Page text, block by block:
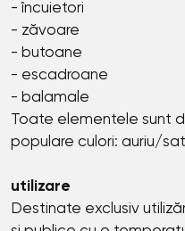
- încuietori
- zăvoare
- butoane
- escadroane
- balamale
Toate elementele sunt
populare culori: auriu/
utilizare
Destinate exclusiv